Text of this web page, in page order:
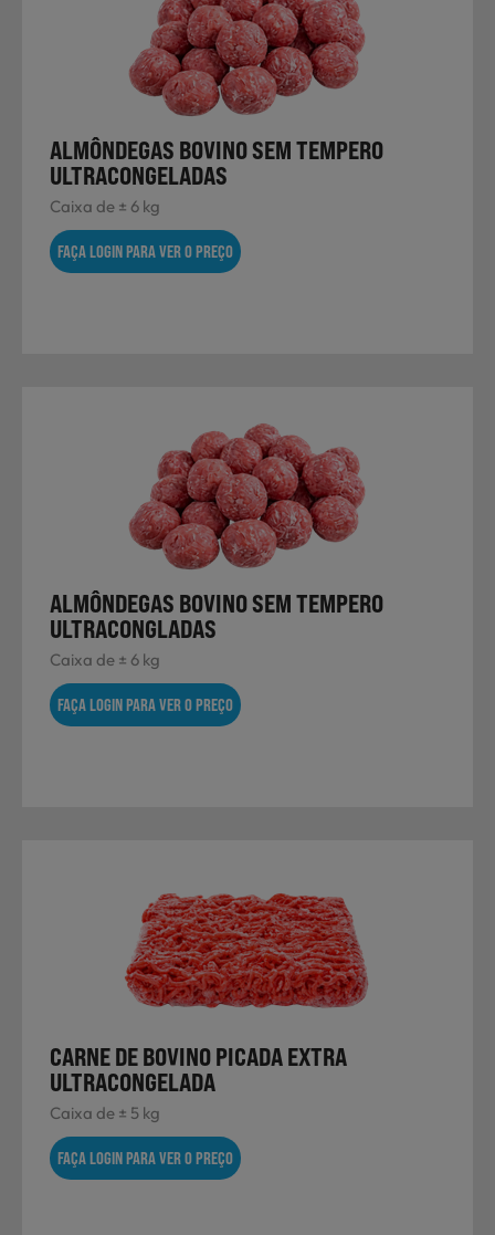
Produtos Vegetarianos
Sobremesas
Ração para Animais
ALMÔNDEGAS BOVINO SEM TEMPERO
ULTRACONGELADAS
Caixa de ± 6 kg
FAÇA LOGIN PARA VER O PREÇO
ALMÔNDEGAS BOVINO SEM TEMPERO
ULTRACONGLADAS
Caixa de ± 6 kg
FAÇA LOGIN PARA VER O PREÇO
CARNE DE BOVINO PICADA EXTRA
ULTRACONGELADA
Caixa de ± 5 kg
FAÇA LOGIN PARA VER O PREÇO